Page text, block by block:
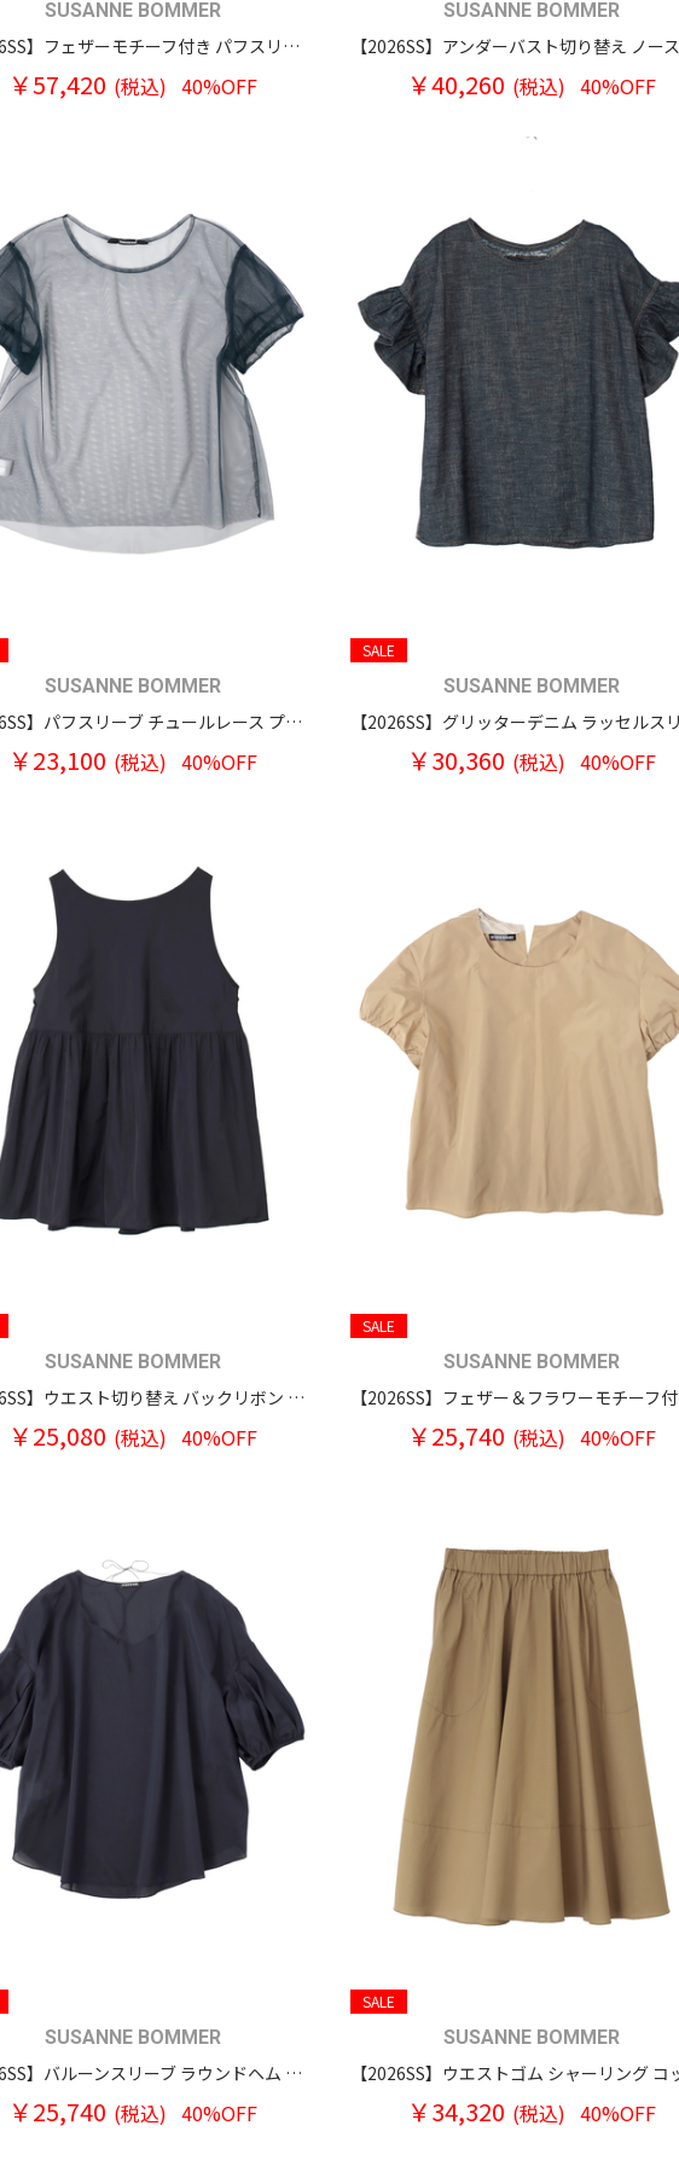
SUSANNE BOMMER
【2026SS】フェザーモチーフ付き パフスリーブ ティアードロングワンピースドレス
￥57,420 (税込) 40%OFF
SUSANNE BOMMER
￥40,260 (税込) 40%OFF
SUSANNE BOMMER
【2026SS】パフスリーブ チュールレース プルオーバーブラウス
￥23,100 (税込) 40%OFF
SALE
SUSANNE BOMMER
￥30,360 (税込) 40%OFF
SUSANNE BOMMER
【2026SS】ウエスト切り替え バックリボン ノースリーブ トップス
￥25,080 (税込) 40%OFF
SALE
SUSANNE BOMMER
￥25,740 (税込) 40%OFF
SUSANNE BOMMER
【2026SS】バルーンスリーブ ラウンドヘム コットンシルク プルオーバーブラウス
￥25,740 (税込) 40%OFF
SALE
SUSANNE BOMMER
￥34,320 (税込) 40%OFF